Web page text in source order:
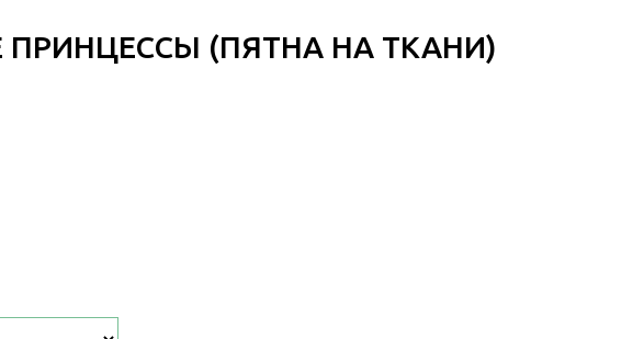
ПРИНЦЕССЫ (ПЯТНА НА ТКАНИ)